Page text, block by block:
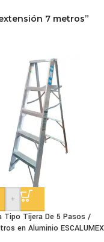
7 metros”
+
Tipo Tijera De 5 Pasos /
en Aluminio ESCALUMEX